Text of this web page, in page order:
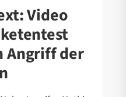
Video
Angriff der